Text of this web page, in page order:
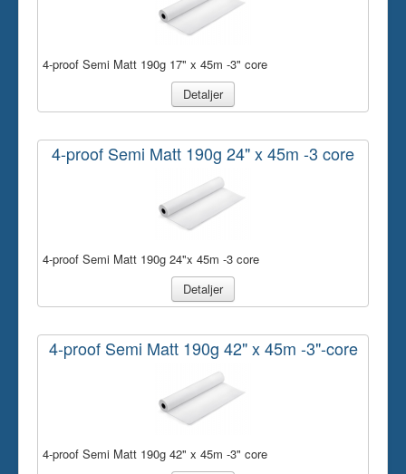
4-proof Semi Matt 190g 17" x 45m -3" core
Detaljer
4-proof Semi Matt 190g 24" x 45m -3 core
4-proof Semi Matt 190g 24"x 45m -3 core
Detaljer
4-proof Semi Matt 190g 42" x 45m -3"-core
4-proof Semi Matt 190g 42" x 45m -3" core